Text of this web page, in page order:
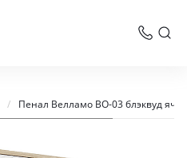
/ Пенал Велламо ВО-03 блэквуд